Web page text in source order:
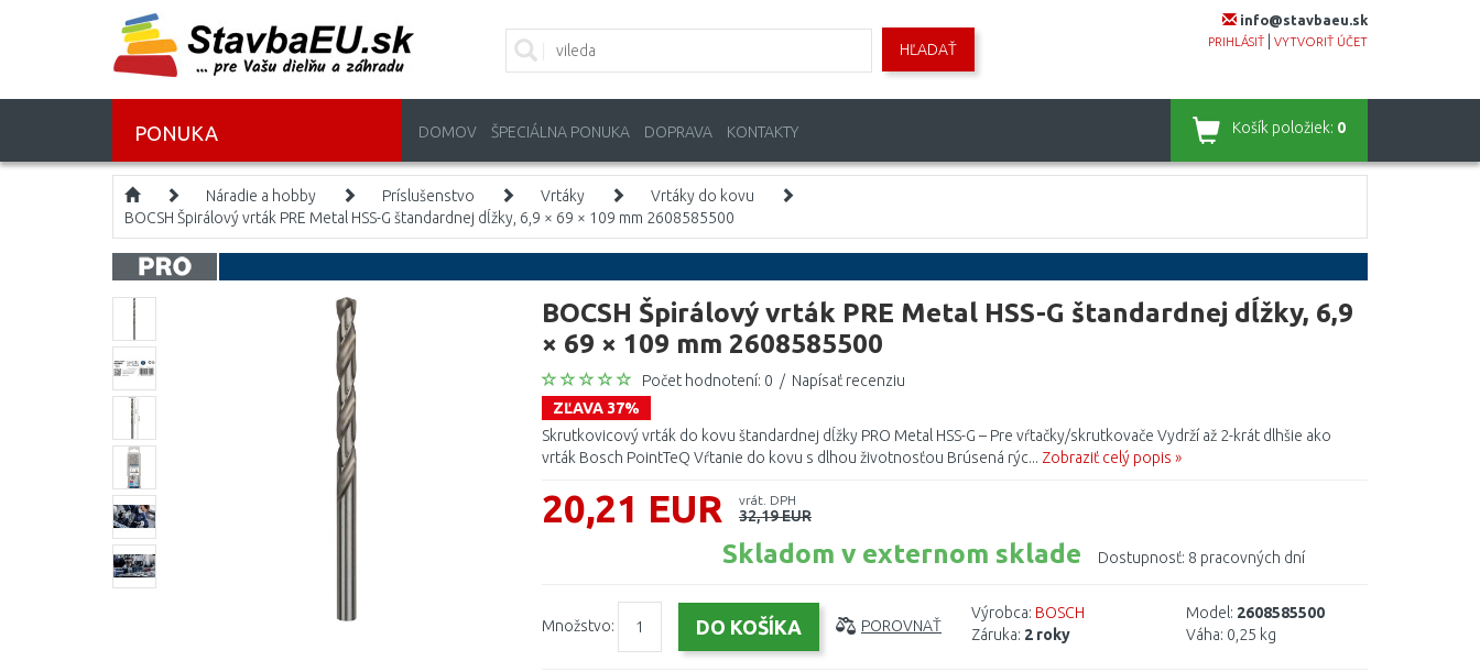
info@stavbaeu.sk
PRIHLÁSIŤ VYTVORIŤ ÚČET
HĽADAŤ
PONUKA DOMOV ŠPECIÁLNA PONUKA DOPRAVA KONTAKTY Košík položiek: 0
Náradie a hobby Príslušenstvo Vrtáky
Vrtáky do kovu
BOCSH Špirálový vrták PRE Metal HSS-G štandardnej dĺžky, 6,9 × 69 × 109 mm 2608585500
BOCSH Špirálový vrták PRE Metal HSS-G štandardnej dĺžky, 6,9
× 69 × 109 mm 2608585500
Počet hodnotení: 0 / Napísať recenziu
ZĽAVA 37%
Skrutkovicový vrták do kovu štandardnej dĺžky PRO Metal HSS-G – Pre vŕtačky/skrutkovače Vydrží až 2-krát dlhšie ako
vrták Bosch PointTeQ Vŕtanie do kovu s dlhou životnosťou Brúsená rýc... Zobraziť celý popis »
20,21 EUR vrát. DPH
32,19 EUR
Skladom v externom sklade Dostupnosť: 8 pracovných dní
Množstvo: POROVNAŤ
Výrobca: BOSCH
Záruka: 2 roky
Model: 2608585500
Váha: 0,25 kg